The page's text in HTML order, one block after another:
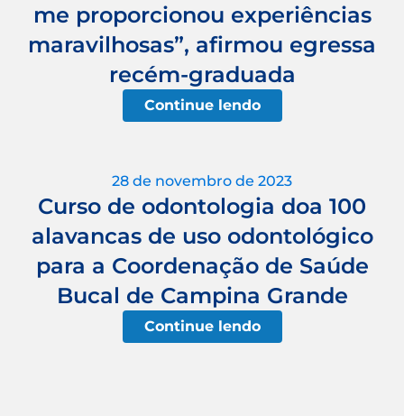
me proporcionou experiências
maravilhosas”, afirmou egressa
recém-graduada
Continue lendo
28 de novembro de 2023
Curso de odontologia doa 100
alavancas de uso odontológico
para a Coordenação de Saúde
Bucal de Campina Grande
Continue lendo